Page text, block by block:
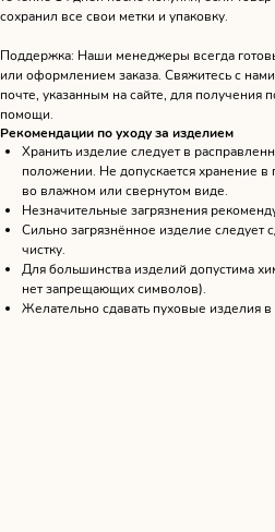
сохранил все свои метки и упаковку.
Поддержка: Наши менеджеры всегда
или оформлением заказа. Свяжитесь с
почте, указанным на сайте, для
помощи.
Рекомендации по уходу за изделием
Хранить изделие следует в
положении. Не допускается хранение в
во влажном или свернутом виде.
Незначительные загрязнения
Сильно загрязнённое изделие следует
чистку.
Для большинства изделий допустима
нет запрещающих символов).
Желательно сдавать пуховые изделия